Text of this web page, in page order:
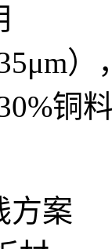
铜
方案